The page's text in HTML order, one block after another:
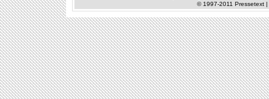
© 1997-2011 Pressetext